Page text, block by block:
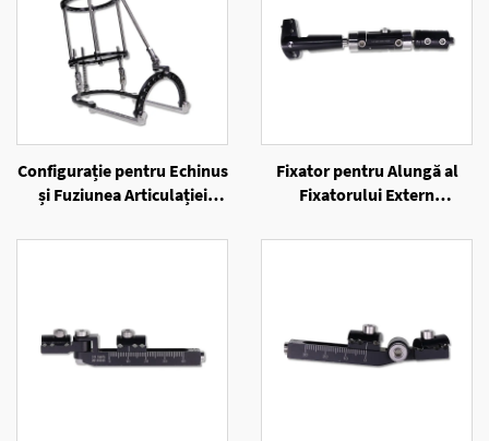
Configurație pentru Echinus
și Fuziunea Articulației
cu Inele
Fixator pentru Alungă al
Fixatorului Extern